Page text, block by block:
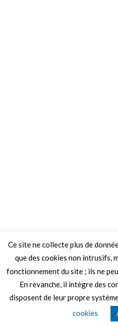
Thèmes Graphene
Ce site ne collecte plus de
que des cookies non intrusifs,
fonctionnement du site ; ils ne
En revanche, il intègre des
disposent de leur propre
cookies